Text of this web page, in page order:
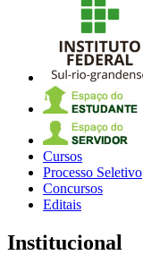
Cursos
Processo Seletivo
Concursos
Editais
Institucional